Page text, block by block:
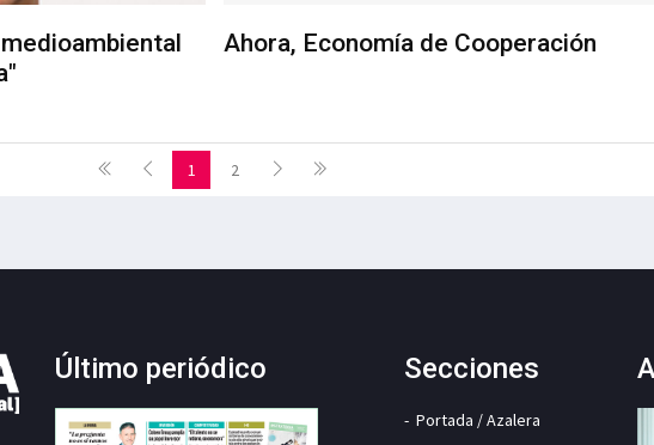
Ahora, Economía de Cooperación
1 2
Último periódico Secciones
Portada / Azalera